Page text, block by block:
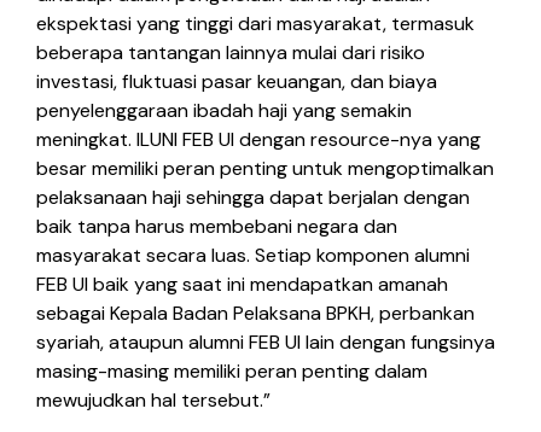
ekspektasi yang tinggi dari masyarakat, termasuk
beberapa tantangan lainnya mulai dari risiko
investasi, fluktuasi pasar keuangan, dan biaya
penyelenggaraan ibadah haji yang semakin
meningkat. ILUNI FEB UI dengan resource-nya yang
besar memiliki peran penting untuk mengoptimalkan
pelaksanaan haji sehingga dapat berjalan dengan
baik tanpa harus membebani negara dan
masyarakat secara luas. Setiap komponen alumni
FEB UI baik yang saat ini mendapatkan amanah
sebagai Kepala Badan Pelaksana BPKH, perbankan
syariah, ataupun alumni FEB UI lain dengan fungsinya
masing-masing memiliki peran penting dalam
mewujudkan hal tersebut.”